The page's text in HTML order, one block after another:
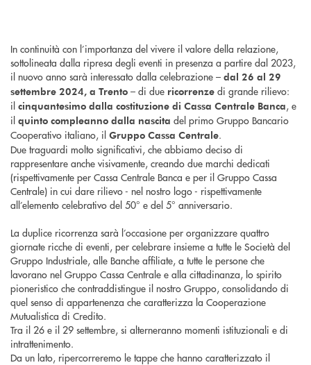
In continuità con l’importanza del vivere il valore della relazione,
sottolineata dalla ripresa degli eventi in presenza a partire dal 2023,
il nuovo anno sarà interessato dalla celebrazione – dal 26 al 29
settembre 2024, a Trento – di due ricorrenze di grande rilievo:
il cinquantesimo dalla costituzione di Cassa Centrale Banca, e
il quinto compleanno dalla nascita del primo Gruppo Bancario
Cooperativo italiano, il Gruppo Cassa Centrale.
Due traguardi molto significativi, che abbiamo deciso di
rappresentare anche visivamente, creando due marchi dedicati
(rispettivamente per Cassa Centrale Banca e per il Gruppo Cassa
Centrale) in cui dare rilievo - nel nostro logo - rispettivamente
all’elemento celebrativo del 50° e del 5° anniversario.
La duplice ricorrenza sarà l’occasione per organizzare quattro
giornate ricche di eventi, per celebrare insieme a tutte le Società del
Gruppo Industriale, alle Banche affiliate, a tutte le persone che
lavorano nel Gruppo Cassa Centrale e alla cittadinanza, lo spirito
pioneristico che contraddistingue il nostro Gruppo, consolidando di
quel senso di appartenenza che caratterizza la Cooperazione
Mutualistica di Credito.
Tra il 26 e il 29 settembre, si alterneranno momenti istituzionali e di
intrattenimento.
Da un lato, ripercorreremo le tappe che hanno caratterizzato il